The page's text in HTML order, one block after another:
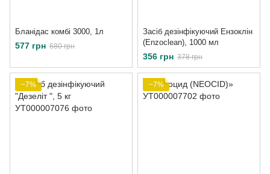
Бланідас комбі 3000, 1л
577 грн 680 грн
Засіб дезінфікуючий Ензоклін
(Enzoclean), 1000 мл
356 грн 378 грн
−7% −7%